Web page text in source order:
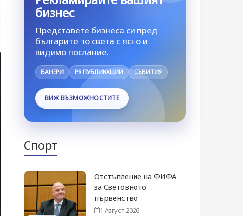
бизнес
Представете бизнеса си пред
българите по света с ясно и
видимо послание.
БАНЕРИ PR ПУБЛИКАЦИИ СЪБИТИЯ
ВИЖ ВЪЗМОЖНОСТИТЕ
Спорт
Отстъпление на ФИФА
за Световното
първенство
1 Август 2026